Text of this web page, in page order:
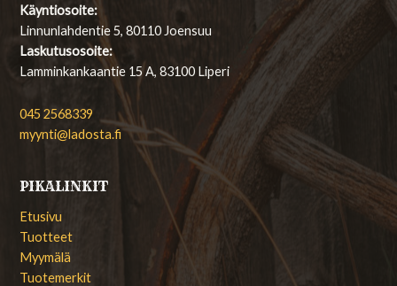
Käyntiosoite:
Linnunlahdentie 5, 80110 Joensuu
Laskutusosoite:
Lamminkankaantie 15 A, 83100 Liperi
045 2568339
myynti@ladosta.fi
PIKALINKIT
Etusivu
Tuotteet
Myymälä
Tuotemerkit